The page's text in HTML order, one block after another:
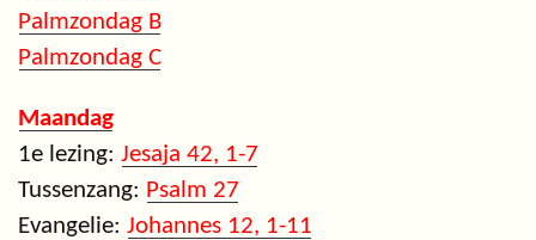
Palmzondag B
Palmzondag C
Maandag
1e lezing: Jesaja 42, 1-7
Tussenzang: Psalm 27
Evangelie: Johannes 12, 1-11